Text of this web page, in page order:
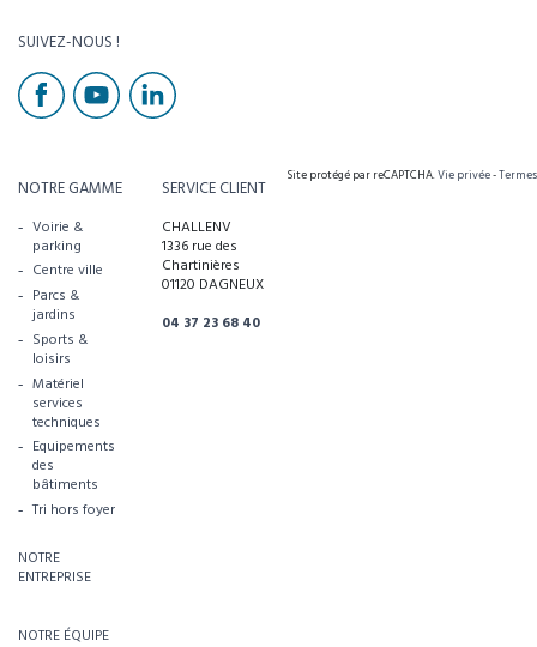
SUIVEZ-NOUS !
NOTRE GAMME
Voirie &
parking
Centre ville
Parcs &
jardins
Sports &
loisirs
Matériel
services
techniques
Equipements
des
bâtiments
Tri hors foyer
NOTRE
ENTREPRISE
NOTRE ÉQUIPE
SERVICE CLIENT
CHALLENV
1336 rue des
Chartinières
01120 DAGNEUX
04 37 23 68 40
Site protégé par reCAPTCHA.Vie privée-Termes